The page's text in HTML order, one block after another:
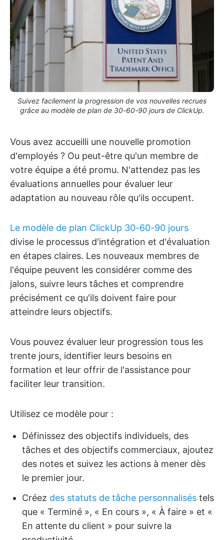
Suivez facilement la progression de vos nouvelles recrues
grâce au modèle de plan de 30-60-90 jours de ClickUp.
Vous avez accueilli une nouvelle promotion
d'employés ? Ou peut-être qu'un membre de
votre équipe a été promu. N'attendez pas les
évaluations annuelles pour évaluer leur
adaptation au nouveau rôle qu'ils occupent.
Le modèle de plan ClickUp 30-60-90 jours
divise le processus d'intégration et d'évaluation
en étapes claires. Les nouveaux membres de
l'équipe peuvent les considérer comme des
jalons, suivre leurs tâches et comprendre
précisément ce qu'ils doivent faire pour
atteindre leurs objectifs.
Vous pouvez évaluer leur progression tous les
trente jours, identifier leurs besoins en
formation et leur offrir de l'assistance pour
faciliter leur transition.
Utilisez ce modèle pour :
Définissez des objectifs individuels, des
tâches et des objectifs commerciaux, ajoutez
des notes et suivez les actions à mener dès
le premier jour.
Créez des statuts de tâche personnalisés tels
que « Terminé », « En cours », « À faire » et «
En attente du client » pour suivre la